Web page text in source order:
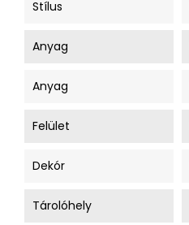
Stílus
Anyag
Anyag
Felület
Dekór
Tárolóhely